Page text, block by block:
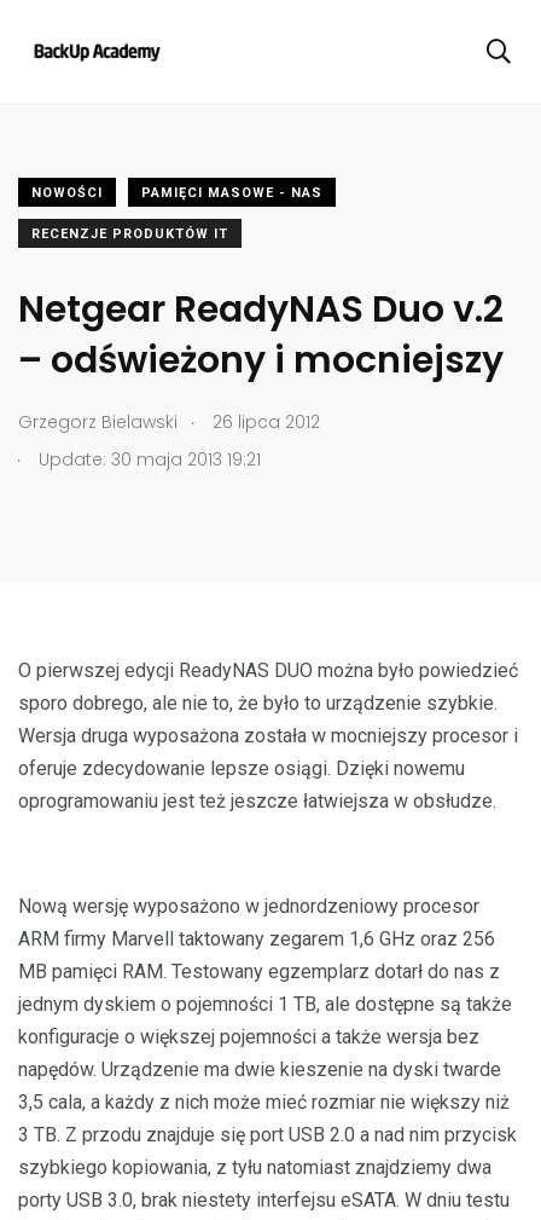
NOWOŚCI PAMIĘCI MASOWE - NAS
RECENZJE PRODUKTÓW IT
Netgear ReadyNAS Duo v.2
– odświeżony i mocniejszy
Grzegorz Bielawski .
26 lipca 2012
.
Update: 30 maja 2013 19:21
O pierwszej edycji ReadyNAS DUO można było powiedzieć
sporo dobrego, ale nie to, że było to urządzenie szybkie.
Wersja druga wyposażona została w mocniejszy procesor i
oferuje zdecydowanie lepsze osiągi. Dzięki nowemu
oprogramowaniu jest też jeszcze łatwiejsza w obsłudze.
Nową wersję wyposażono w jednordzeniowy procesor
ARM firmy Marvell taktowany zegarem 1,6 GHz oraz 256
MB pamięci RAM. Testowany egzemplarz dotarł do nas z
jednym dyskiem o pojemności 1 TB, ale dostępne są także
konfiguracje o większej pojemności a także wersja bez
napędów. Urządzenie ma dwie kieszenie na dyski twarde
3,5 cala, a każdy z nich może mieć rozmiar nie większy niż
3 TB. Z przodu znajduje się port USB 2.0 a nad nim przycisk
szybkiego kopiowania, z tyłu natomiast znajdziemy dwa
porty USB 3.0, brak niestety interfejsu eSATA. W dniu testu